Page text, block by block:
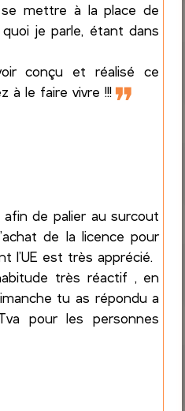
mettre à la place de
je parle, étant dans
conçu et réalisé ce
à le faire vivre !!! ❞
de palier au surcout
de la licence pour
l’UE est très apprécié.
très réactif , en
tu as répondu a
pour les personnes